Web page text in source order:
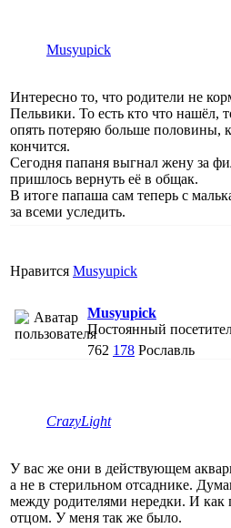
Musyupick
Интересно то, что родители не
Пельвики. То есть кто что нашёл,
опять потеряю больше половины,
кончится.
Сегодня папаня выгнал жену за
пришлось вернуть её в общак.
В итоге папаша сам теперь с
за всеми уследить.
Нравится Musyupick
Musyupick
Постоянный
762 178 Рославль
CrazyLight
У вас же они в действующем
а не в стерильном отсаднике.
между родителями нередки. И как
отцом. У меня так же было.